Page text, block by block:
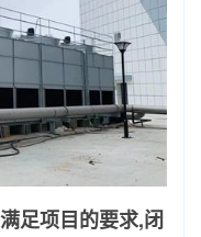
足项目的要求,闭